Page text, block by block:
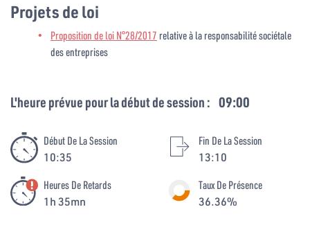
Projets de loi
Proposition de loi N°28/2017relative à la responsabilité sociétale
des entreprises
L'heure prévue pour la début de session : 09:00
Début De La Session
10:35
Fin De La Session
13:10
Heures De Retards
1h 35mn
Taux De Présence
36.36%